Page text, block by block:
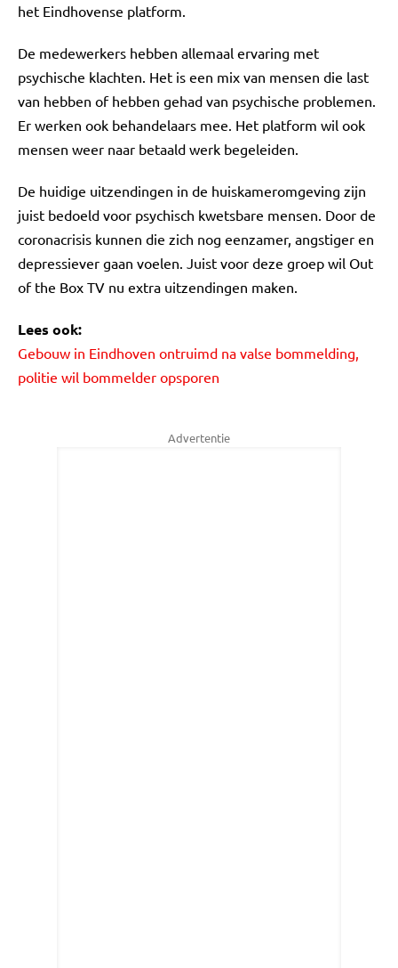
het Eindhovense platform.
De medewerkers hebben allemaal ervaring met
psychische klachten. Het is een mix van mensen die last
van hebben of hebben gehad van psychische problemen.
Er werken ook behandelaars mee. Het platform wil ook
mensen weer naar betaald werk begeleiden.
De huidige uitzendingen in de huiskameromgeving zijn
juist bedoeld voor psychisch kwetsbare mensen. Door de
coronacrisis kunnen die zich nog eenzamer, angstiger en
depressiever gaan voelen. Juist voor deze groep wil Out
of the Box TV nu extra uitzendingen maken.
Lees ook:
Gebouw in Eindhoven ontruimd na valse bommelding,
politie wil bommelder opsporen
Advertentie